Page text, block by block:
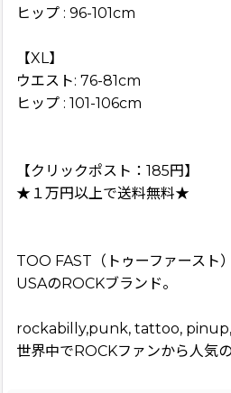
ヒップ : 96-101cm
【XL】
ウエスト: 76-81cm
ヒップ : 101-106cm
【クリックポスト：185円】
★１万円以上で送料無料★
TOO FAST（トゥーファースト）
USAのROCKブランド。
rockabilly,punk, tattoo,
世界中でROCKファンから人気